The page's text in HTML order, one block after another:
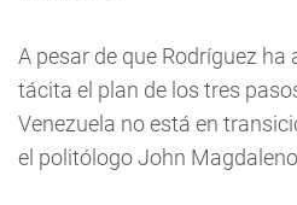
A pesar de que Rodríguez
tácita el plan de los tres
Venezuela no está en
el politólogo John